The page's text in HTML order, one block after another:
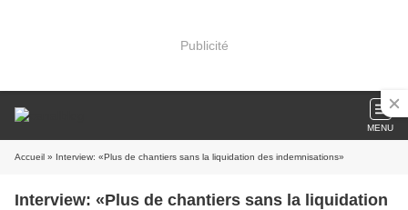
Publicité
MENU
Accueil » Interview: «Plus de chantiers sans la liquidation des indemnisations»
Interview: «Plus de chantiers sans la liquidation